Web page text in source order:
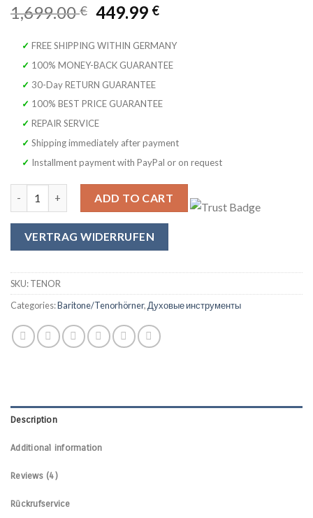
1,699.00€ Original
was:
1,699.00 €.
449.99 €Current
is:
449.99 €.
✓ FREE SHIPPING WITHIN GERMANY
✓ 100% MONEY-BACK GUARANTEE
✓ 30-Day RETURN GUARANTEE
✓ 100% BEST PRICE GUARANTEE
✓ REPAIR SERVICE
✓ Shipping immediately after payment
✓ Installment payment with PayPal or on request
ADD TO CART
VERTRAG WIDERRUFEN
SKU:TENOR
Categories:Baritone/Tenorhörner, Духовые инструменты
Description
Additional information
Reviews (4)
Rückrufservice